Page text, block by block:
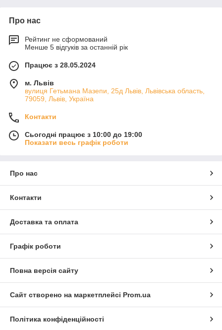
Про нас
Рейтинг не сформований
Менше 5 відгуків за останній рік
Працює з 28.05.2024
м. Львів
вулиця Гетьмана Мазепи, 25д Львів, Львівська область,
79059, Львів, Україна
Контакти
Сьогодні працює з 10:00 до 19:00
Показати весь графік роботи
Про нас
Контакти
Доставка та оплата
Графік роботи
Повна версія сайту
Сайт створено на маркетплейсі Prom.ua
Політика конфіденційності